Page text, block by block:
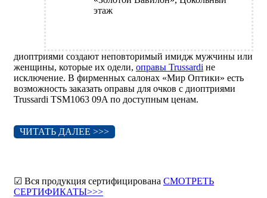
этаж
диоптриями создают неповторимый имидж мужчины или
женщины, которые их одели, оправы Trussardi не
исключение. В фирменных салонах «Мир Оптики» есть
возможность заказать оправы для очков с диоптриями
Trussardi TSM1063 09A по доступным ценам.
ЧИТАТЬ ДАЛЕЕ >>>
☑ Вся продукция сертифицирована СМОТРЕТЬ
СЕРТИФИКАТЫ>>>